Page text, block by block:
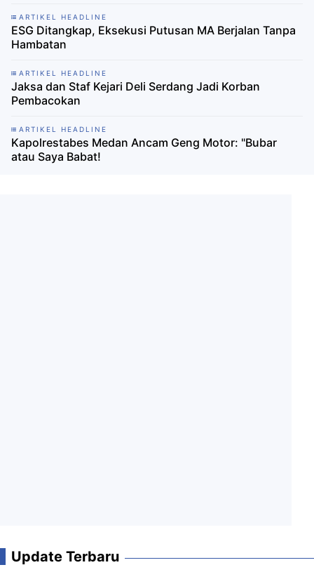
ARTIKEL HEADLINE
ESG Ditangkap, Eksekusi Putusan MA Berjalan Tanpa
Hambatan
ARTIKEL HEADLINE
Jaksa dan Staf Kejari Deli Serdang Jadi Korban
Pembacokan
ARTIKEL HEADLINE
Kapolrestabes Medan Ancam Geng Motor: "Bubar
atau Saya Babat!
Update Terbaru